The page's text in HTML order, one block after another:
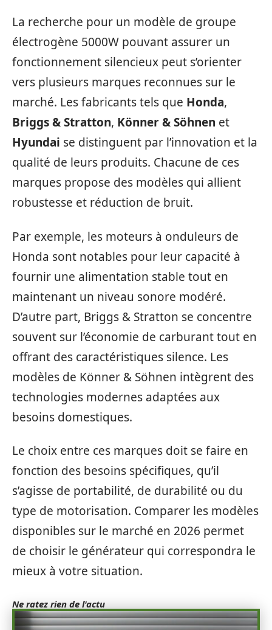
La recherche pour un modèle de groupe
électrogène 5000W pouvant assurer un
fonctionnement silencieux peut s’orienter
vers plusieurs marques reconnues sur le
marché. Les fabricants tels que Honda,
Briggs & Stratton, Könner & Söhnen et
Hyundai se distinguent par l’innovation et la
qualité de leurs produits. Chacune de ces
marques propose des modèles qui allient
robustesse et réduction de bruit.
Par exemple, les moteurs à onduleurs de
Honda sont notables pour leur capacité à
fournir une alimentation stable tout en
maintenant un niveau sonore modéré.
D’autre part, Briggs & Stratton se concentre
souvent sur l’économie de carburant tout en
offrant des caractéristiques silence. Les
modèles de Könner & Söhnen intègrent des
technologies modernes adaptées aux
besoins domestiques.
Le choix entre ces marques doit se faire en
fonction des besoins spécifiques, qu’il
s’agisse de portabilité, de durabilité ou du
type de motorisation. Comparer les modèles
disponibles sur le marché en 2026 permet
de choisir le générateur qui correspondra le
mieux à votre situation.
Ne ratez rien de l'actu